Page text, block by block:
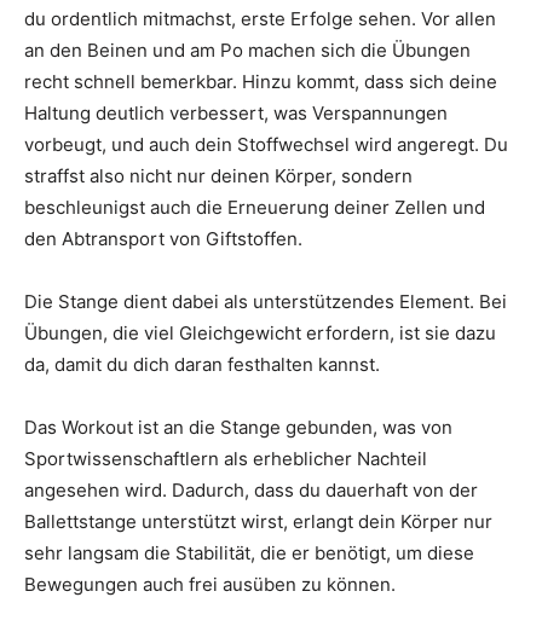
du ordentlich mitmachst, erste Erfolge sehen. Vor allen
an den Beinen und am Po machen sich die Übungen
recht schnell bemerkbar. Hinzu kommt, dass sich deine
Haltung deutlich verbessert, was Verspannungen
vorbeugt, und auch dein Stoffwechsel wird angeregt. Du
straffst also nicht nur deinen Körper, sondern
beschleunigst auch die Erneuerung deiner Zellen und
den Abtransport von Giftstoffen.
Die Stange dient dabei als unterstützendes Element. Bei
Übungen, die viel Gleichgewicht erfordern, ist sie dazu
da, damit du dich daran festhalten kannst.
Das Workout ist an die Stange gebunden, was von
Sportwissenschaftlern als erheblicher Nachteil
angesehen wird. Dadurch, dass du dauerhaft von der
Ballettstange unterstützt wirst, erlangt dein Körper nur
sehr langsam die Stabilität, die er benötigt, um diese
Bewegungen auch frei ausüben zu können.